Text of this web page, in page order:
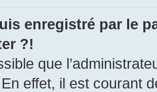
enregistré par le
?!
que
effet, il est courant